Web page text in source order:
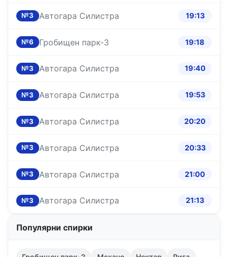
№3 Автогара Силистра 19:13
№6 Гробищен парк-3 19:18
№3 Автогара Силистра 19:40
№3 Автогара Силистра 19:53
№3 Автогара Силистра 20:20
№3 Автогара Силистра 20:33
№3 Автогара Силистра 21:00
№3 Автогара Силистра 21:13
Популярни спирки